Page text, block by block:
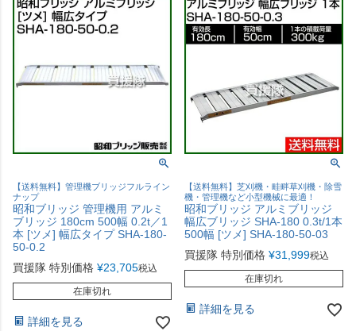
【送料無料】管理機ブリッジフルライン
ナップ
昭和ブリッジ 管理機用 アルミ
ブリッジ 180cm 500幅 0.2t／1
本 [ツメ] 幅広タイプ SHA-180-
50-0.2
買援隊 特別価格 ¥23,705税込
在庫切れ
詳細を見る
【送料無料】芝刈機・畦畔草刈機・除雪
機・管理機など小型機械に最適！
昭和ブリッジ アルミブリッジ
幅広ブリッジ SHA-180 0.3t/1本
500幅 [ツメ] SHA-180-50-03
買援隊 特別価格 ¥31,999税込
在庫切れ
詳細を見る